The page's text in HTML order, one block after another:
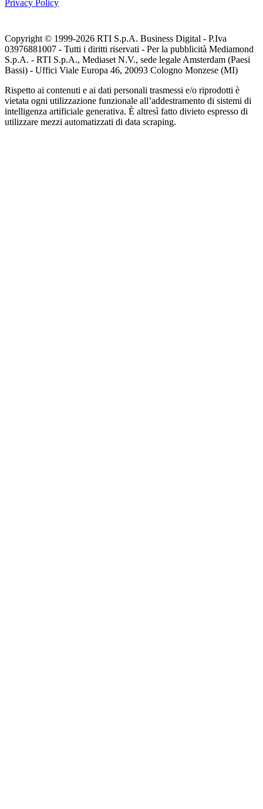
Privacy Policy
Copyright © 1999-2026 RTI S.p.A. Business Digital - P.Iva
03976881007 - Tutti i diritti riservati - Per la pubblicità Mediamond
S.p.A. - RTI S.p.A., Mediaset N.V., sede legale Amsterdam (Paesi
Bassi) - Uffici Viale Europa 46, 20093 Cologno Monzese (MI)
Rispetto ai contenuti e ai dati personali trasmessi e/o riprodotti è
vietata ogni utilizzazione funzionale all’addestramento di sistemi di
intelligenza artificiale generativa. È altresì fatto divieto espresso di
utilizzare mezzi automatizzati di data scraping.